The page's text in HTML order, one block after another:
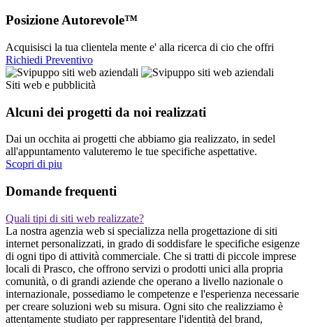
Posizione Autorevole™
Acquisisci la tua clientela mente e' alla ricerca di cio che offri
Richiedi Preventivo
Siti web e pubblicità
Alcuni dei progetti da noi realizzati
Dai un occhita ai progetti che abbiamo gia realizzato, in sedel
all'appuntamento valuteremo le tue specifiche aspettative.
Scopri di piu
Domande frequenti
Quali tipi di siti web realizzate?
La nostra agenzia web si specializza nella progettazione di siti
internet personalizzati, in grado di soddisfare le specifiche esigenze
di ogni tipo di attività commerciale. Che si tratti di piccole imprese
locali di Prasco, che offrono servizi o prodotti unici alla propria
comunità, o di grandi aziende che operano a livello nazionale o
internazionale, possediamo le competenze e l'esperienza necessarie
per creare soluzioni web su misura. Ogni sito che realizziamo è
attentamente studiato per rappresentare l'identità del brand,